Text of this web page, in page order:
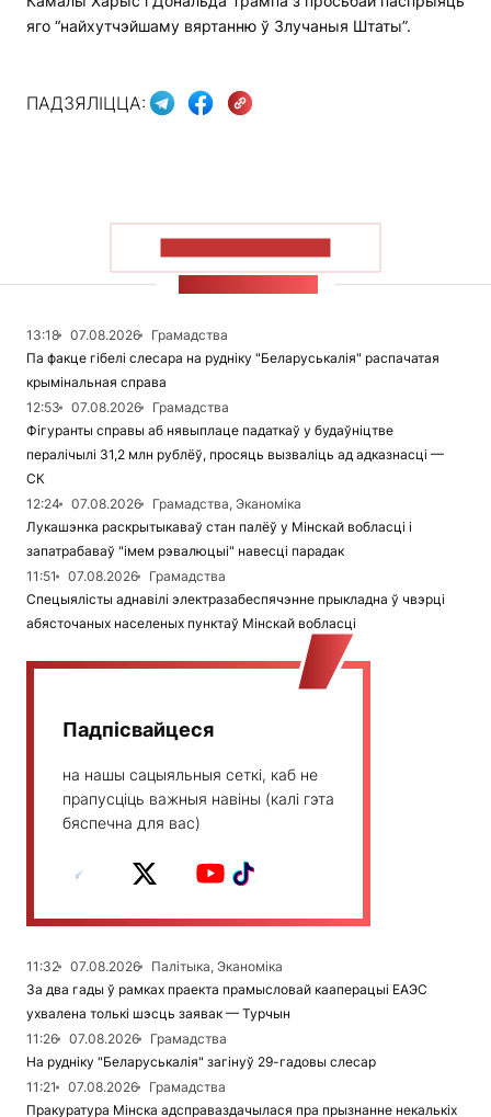
яго “найхутчэйшаму вяртанню ў Злучаныя Штаты”.
ПАДЗЯЛІЦЦА:
13:18 07.08.2026
Грамадства
Па факце гібелі слесара на рудніку "Беларуськалія" распачатая
крымінальная справа
12:53
07.08.2026
Грамадства
Фігуранты справы аб нявыплаце падаткаў у будаўніцтве
пералічылі 31,2 млн рублёў, просяць вызваліць ад адказнасці —
СК
12:24
07.08.2026
Грамадства, Эканоміка
Лукашэнка раскрытыкаваў стан палёў у Мінскай вобласці і
запатрабаваў "імем рэвалюцыі" навесці парадак
11:51
07.08.2026
Грамадства
Спецыялісты аднавілі электразабеспячэнне прыкладна ў чвэрці
абясточаных населеных пунктаў Мінскай вобласці
Падпісвайцеся
на нашы сацыяльныя сеткі, каб не
прапусціць важныя навіны (калі гэта
бяспечна для вас)
11:32 07.08.2026
Палітыка, Эканоміка
За два гады ў рамках праекта прамысловай кааперацыі ЕАЭС
ухвалена толькі шэсць заявак — Турчын
11:26
07.08.2026
Грамадства
На рудніку "Беларуськалія" загінуў 29-гадовы слесар
11:21
07.08.2026
Грамадства
Пракуратура Мінска адсправаздачылася пра прызнанне некалькіх